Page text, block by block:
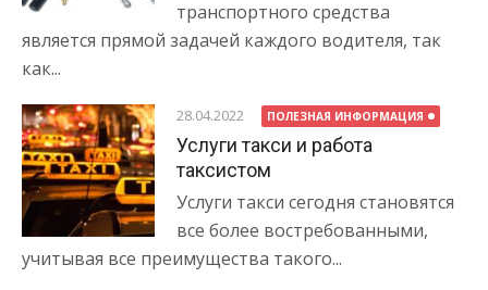
транспортного средства
является прямой задачей каждого водителя, так
как...
28.04.2022 ПОЛЕЗНАЯ ИНФОРМАЦИЯ
Услуги такси и работа
таксистом
Услуги такси сегодня становятся
все более востребованными,
учитывая все преимущества такого...